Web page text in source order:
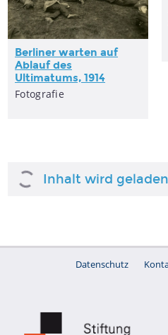
Berliner warten auf
Ablauf des
Ultimatums, 1914
Fotografie